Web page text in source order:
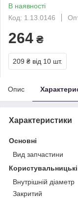
В наявності
Код: 1.13.0146
264 ₴
209 ₴ від 10 шт.
Опис
Характеристики
Основні
Вид запчастини
Внутрішній діаметр
Закритий